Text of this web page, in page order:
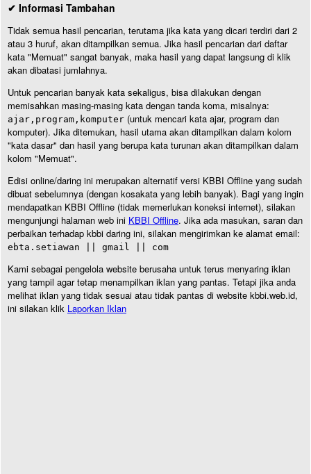
✔ Informasi Tambahan
Tidak semua hasil pencarian, terutama jika kata yang dicari terdiri dari 2
atau 3 huruf, akan ditampilkan semua. Jika hasil pencarian dari daftar
kata "Memuat" sangat banyak, maka hasil yang dapat langsung di klik
akan dibatasi jumlahnya.
Untuk pencarian banyak kata sekaligus, bisa dilakukan dengan
memisahkan masing-masing kata dengan tanda koma, misalnya:
ajar,program,komputer (untuk mencari kata ajar, program dan
komputer). Jika ditemukan, hasil utama akan ditampilkan dalam kolom
"kata dasar" dan hasil yang berupa kata turunan akan ditampilkan dalam
kolom "Memuat".
Edisi online/daring ini merupakan alternatif versi KBBI Offline yang sudah
dibuat sebelumnya (dengan kosakata yang lebih banyak). Bagi yang ingin
mendapatkan KBBI Offline (tidak memerlukan koneksi internet), silakan
mengunjungi halaman web ini KBBI Offline. Jika ada masukan, saran dan
perbaikan terhadap kbbi daring ini, silakan mengirimkan ke alamat email:
ebta.setiawan || gmail || com
Kami sebagai pengelola website berusaha untuk terus menyaring iklan
yang tampil agar tetap menampilkan iklan yang pantas. Tetapi jika anda
melihat iklan yang tidak sesuai atau tidak pantas di website kbbi.web.id,
ini silakan klik Laporkan Iklan